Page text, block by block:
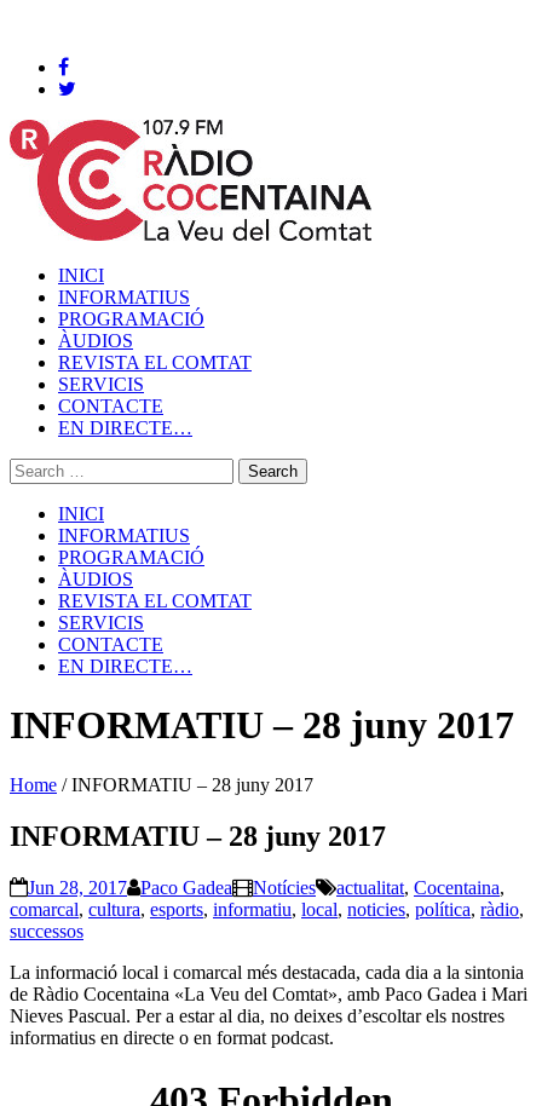
INICI
INFORMATIUS
PROGRAMACIÓ
ÀUDIOS
REVISTA EL COMTAT
SERVICIS
CONTACTE
EN DIRECTE…
INICI
INFORMATIUS
PROGRAMACIÓ
ÀUDIOS
REVISTA EL COMTAT
SERVICIS
CONTACTE
EN DIRECTE…
INFORMATIU – 28 juny 2017
Home /INFORMATIU – 28 juny 2017
INFORMATIU – 28 juny 2017
Jun 28, 2017 Paco Gadea Notícies actualitat, Cocentaina,
comarcal, cultura, esports, informatiu, local, noticies, política, ràdio,
successos
La informació local i comarcal més destacada, cada dia a la sintonia
de Ràdio Cocentaina «La Veu del Comtat», amb Paco Gadea i Mari
Nieves Pascual. Per a estar al dia, no deixes d’escoltar els nostres
informatius en directe o en format podcast.